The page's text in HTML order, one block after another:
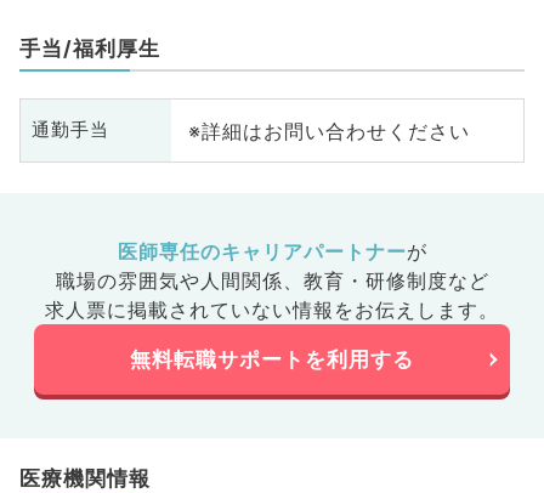
手当/福利厚生
通勤手当 ※詳細はお問い合わせください
医師専任のキャリアパートナーが
職場の雰囲気や人間関係、 教育・研修制度など
求人票に掲載されていない情報をお伝えします。
無料転職サポートを利用する
医療機関情報